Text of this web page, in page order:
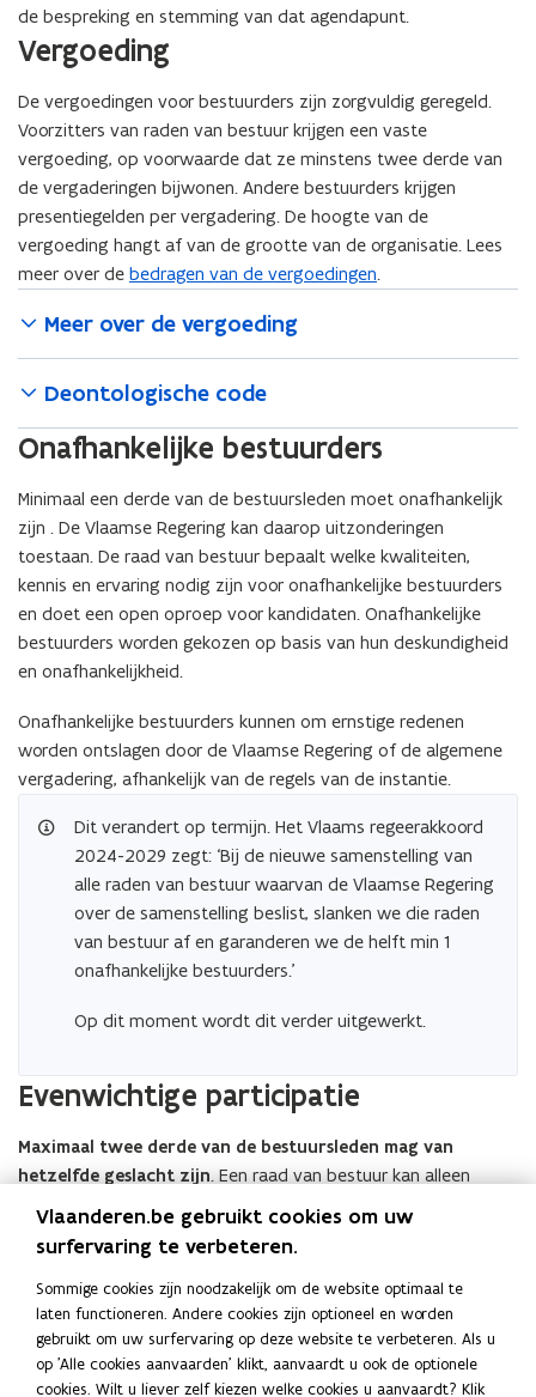
de bespreking en stemming van dat agendapunt.
Vergoeding
De vergoedingen voor bestuurders zijn zorgvuldig geregeld.
Voorzitters van raden van bestuur krijgen een vaste
vergoeding, op voorwaarde dat ze minstens twee derde van
de vergaderingen bijwonen. Andere bestuurders krijgen
presentiegelden per vergadering. De hoogte van de
vergoeding hangt af van de grootte van de organisatie. Lees
meer over de bedragen van de vergoedingen.
Meer over de vergoeding
Deontologische code
Onafhankelijke bestuurders
Minimaal een derde van de bestuursleden moet onafhankelijk
zijn . De Vlaamse Regering kan daarop uitzonderingen
toestaan. De raad van bestuur bepaalt welke kwaliteiten,
kennis en ervaring nodig zijn voor onafhankelijke bestuurders
en doet een open oproep voor kandidaten. Onafhankelijke
bestuurders worden gekozen op basis van hun deskundigheid
en onafhankelijkheid.
Onafhankelijke bestuurders kunnen om ernstige redenen
worden ontslagen door de Vlaamse Regering of de algemene
vergadering, afhankelijk van de regels van de instantie.
Dit verandert op termijn. Het Vlaams regeerakkoord
2024-2029 zegt: ‘Bij de nieuwe samenstelling van
alle raden van bestuur waarvan de Vlaamse Regering
over de samenstelling beslist, slanken we die raden
van bestuur af en garanderen we de helft min 1
onafhankelijke bestuurders.’
Op dit moment wordt dit verder uitgewerkt.
Evenwichtige participatie
Maximaal twee derde van de bestuursleden mag van
hetzelfde geslacht zijn. Een raad van bestuur kan alleen
geldig beslissingen nemen als die voldoet aan de
genderverdeling, tenzij er een uitzondering is toegestaan.
Goed om te weten:
Als de voorgedragen kandidaten niet voldoen aan de
genderverdeling, moet de voordrachtprocedure opnieuw
doorlopen worden.
Vlaanderen.be gebruikt cookies om uw
surfervaring te verbeteren.
Sommige cookies zijn noodzakelijk om de website optimaal te
laten functioneren. Andere cookies zijn optioneel en worden
gebruikt om uw surfervaring op deze website te verbeteren. Als u
op 'Alle cookies aanvaarden' klikt, aanvaardt u ook de optionele
cookies. Wilt u liever zelf kiezen welke cookies u aanvaardt? Klik